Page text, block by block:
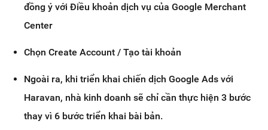
đồng ý với Điều khoản dịch vụ của Google Merchant
Center
Chọn Create Account / Tạo tài khoản
Ngoài ra, khi triển khai chiến dịch Google Ads với
Haravan, nhà kinh doanh sẽ chỉ cần thực hiện 3 bước
thay vì 6 bước triển khai bài bản.